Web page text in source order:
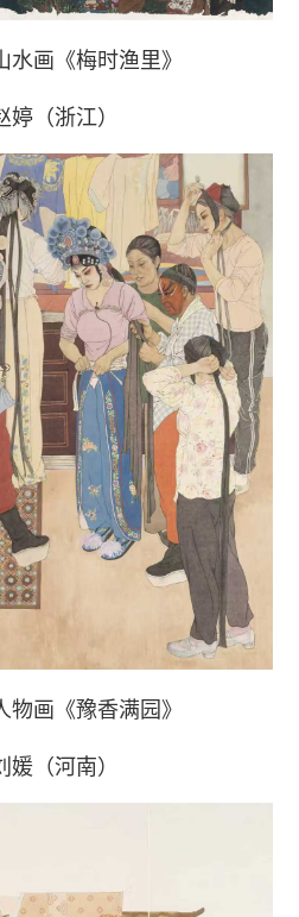
画《梅时渔里》
婷（浙江）
画《豫香满园》
媛（河南）